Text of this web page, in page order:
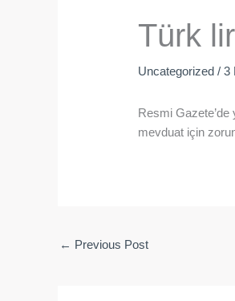
Türk
Uncategorized /3
Resmi
mevduat için
← Previous Post